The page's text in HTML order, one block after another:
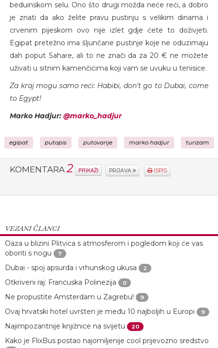
beduinskom selu. Ono što drugi možda neće reći, a dobro
je znati da ako želite pravu pustinju s velikim dinama i
crvenim pijeskom ovo nije izlet gdje ćete to doživjeti.
Egipat pretežno ima šljunčane pustinje koje ne oduzimaju
dah poput Sahare, ali to ne znači da za 20 € ne možete
uživati u sitnim kamenčićima koji vam se uvuku u tenisice.
Za kraj mogu samo reći: Habibi, don't go to Dubai, come
to Egypt!
Marko Hadjur: @marko_hadjur
egipat putopis putovanje marko hadjur turizam
KOMENTARA2 PRIKAŽI PRIJAVA ISPIS
VEZANI ČLANCI
Oaza u blizini Plitvica s atmosferom i pogledom koji će vas
oboriti s nogu
7
Dubai - spoj apsurda i vrhunskog ukusa 2
Otkriveni raj: Francuska Polinezija 0
Ne propustite Amsterdam u Zagrebu! 9
Ovaj hrvatski hotel uvršten je među 10 najboljih u Europi 9
Najimpozantnije knjižnice na svijetu 20
Kako je FlixBus postao najomiljenije cool prijevozno sredstvo